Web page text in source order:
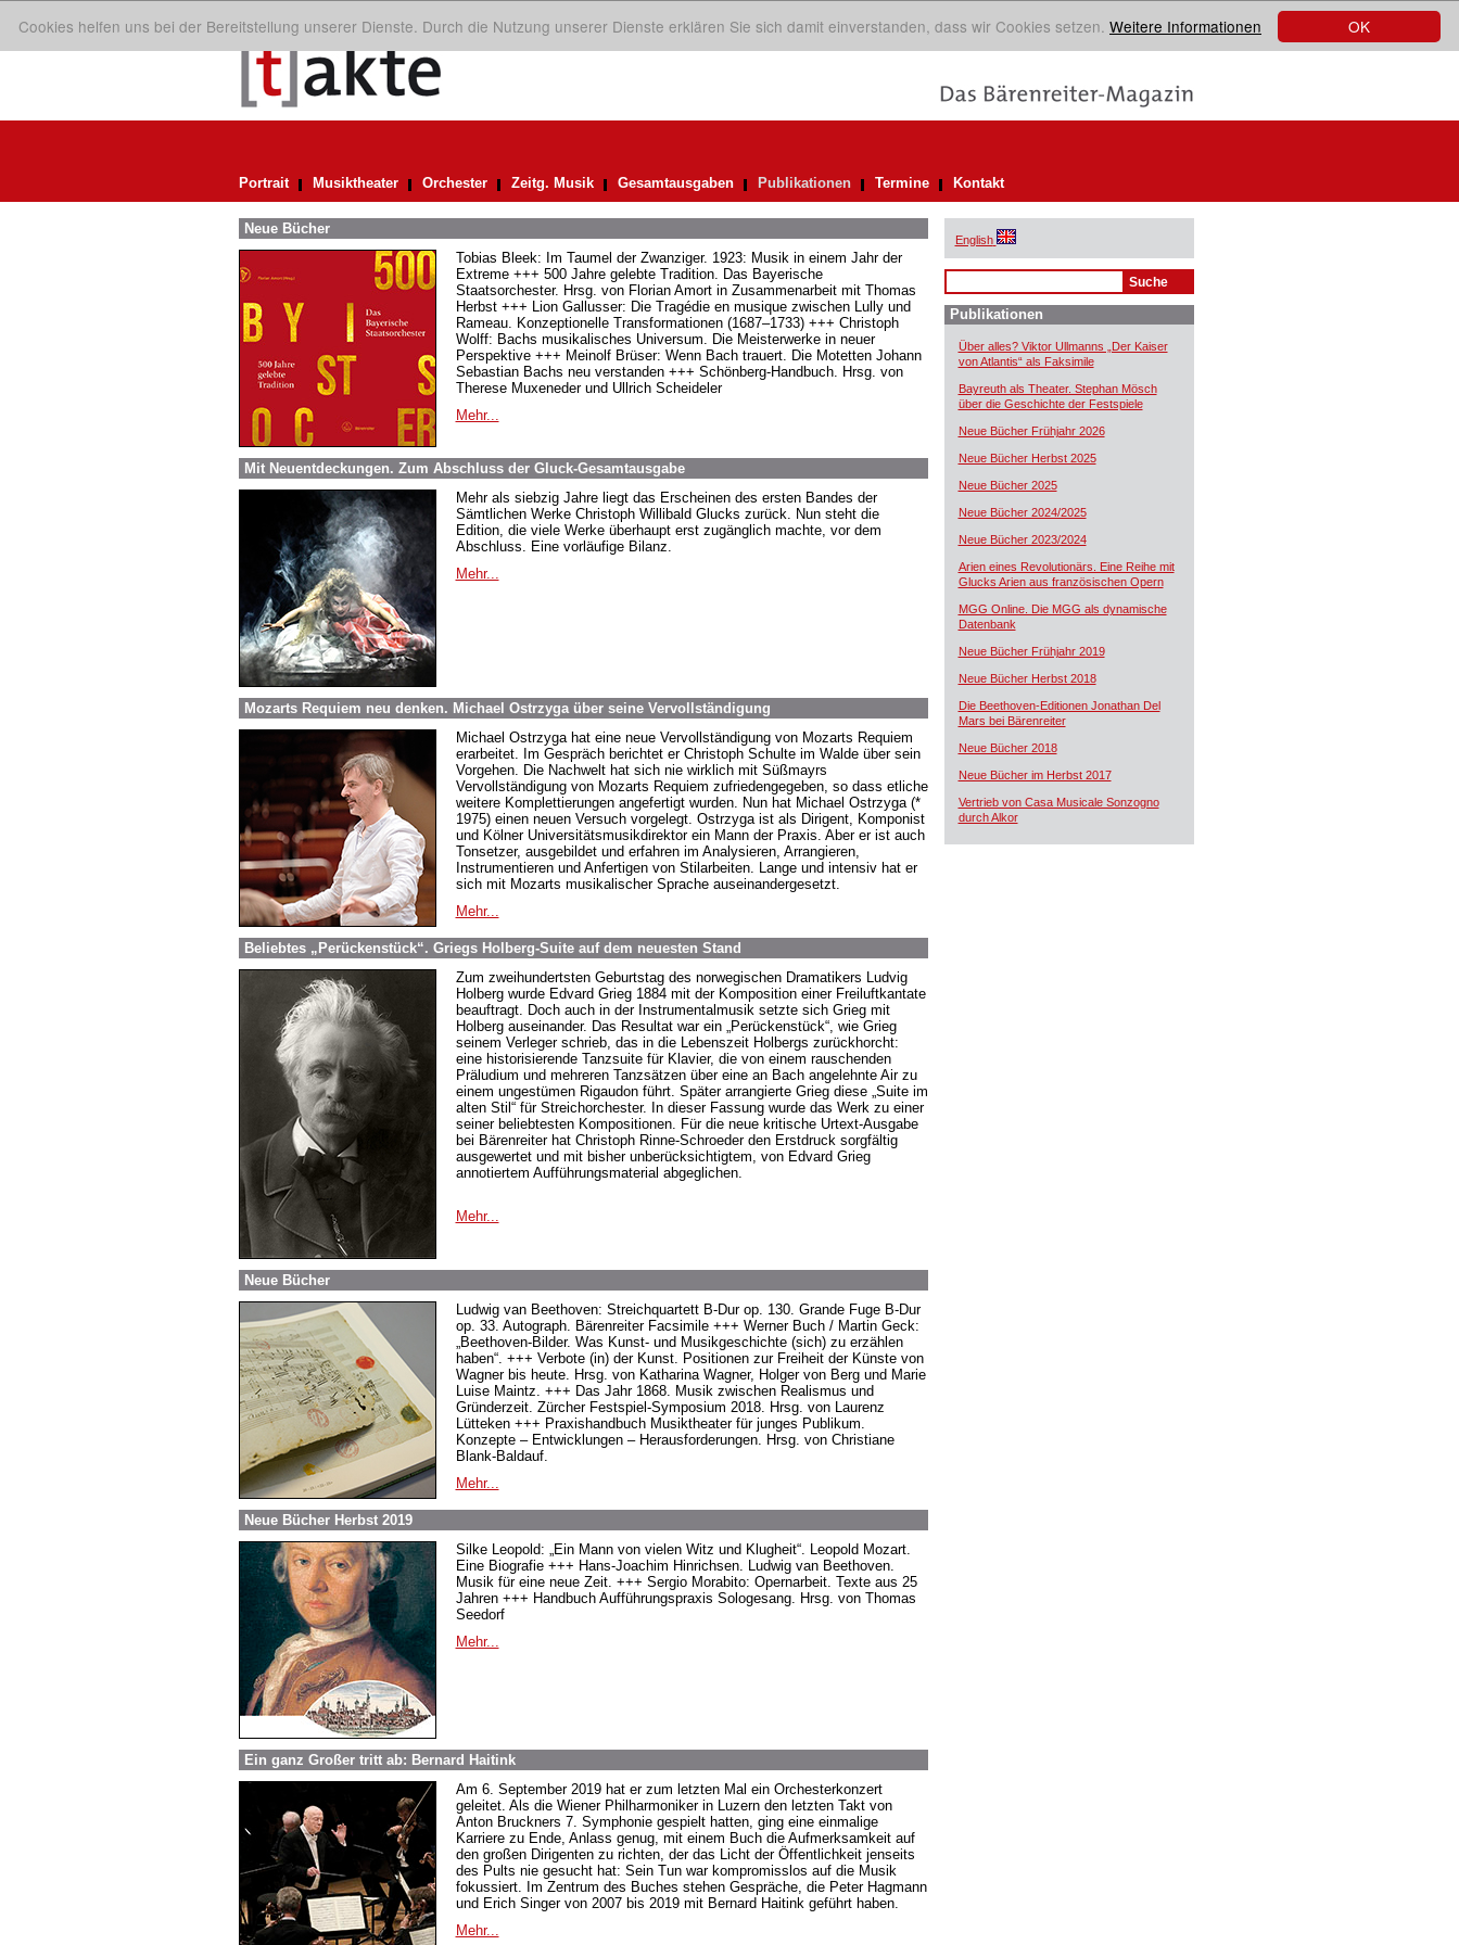
OK
Cookies helfen uns bei der Bereitstellung unserer Dienste. Durch die Nutzung unserer Dienste erklären Sie sich damit einverstanden, dass wir Cookies setzen. Weitere Informationen
Portrait Musiktheater Orchester Zeitg. Musik Gesamtausgaben Publikationen Termine Kontakt
Neue Bücher
Tobias Bleek: Im Taumel der Zwanziger. 1923: Musik in einem Jahr der
Extreme +++ 500 Jahre gelebte Tradition. Das Bayerische
Staatsorchester. Hrsg. von Florian Amort in Zusammenarbeit mit Thomas
Herbst +++ Lion Gallusser: Die Tragédie en musique zwischen Lully und
Rameau. Konzeptionelle Transformationen (1687–1733) +++ Christoph
Wolff: Bachs musikalisches Universum. Die Meisterwerke in neuer
Perspektive +++ Meinolf Brüser: Wenn Bach trauert. Die Motetten Johann
Sebastian Bachs neu verstanden +++ Schönberg-Handbuch. Hrsg. von
Therese Muxeneder und Ullrich Scheideler
Mehr...
Mit Neuentdeckungen. Zum Abschluss der Gluck-Gesamtausgabe
Mehr als siebzig Jahre liegt das Erscheinen des ersten Bandes der
Sämtlichen Werke Christoph Willibald Glucks zurück. Nun steht die
Edition, die viele Werke überhaupt erst zugänglich machte, vor dem
Abschluss. Eine vorläufige Bilanz.
Mehr...
Mozarts Requiem neu denken. Michael Ostrzyga über seine Vervollständigung
Michael Ostrzyga hat eine neue Vervollständigung von Mozarts Requiem
erarbeitet. Im Gespräch berichtet er Christoph Schulte im Walde über sein
Vorgehen. Die Nachwelt hat sich nie wirklich mit Süßmayrs
Vervollständigung von Mozarts Requiem zufriedengegeben, so dass etliche
weitere Komplettierungen angefertigt wurden. Nun hat Michael Ostrzyga (*
1975) einen neuen Versuch vorgelegt. Ostrzyga ist als Dirigent, Komponist
und Kölner Universitätsmusikdirektor ein Mann der Praxis. Aber er ist auch
Tonsetzer, ausgebildet und erfahren im Analysieren, Arrangieren,
Instrumentieren und Anfertigen von Stilarbeiten. Lange und intensiv hat er
sich mit Mozarts musikalischer Sprache auseinandergesetzt.
Mehr...
Beliebtes „Perückenstück“. Griegs Holberg-Suite auf dem neuesten Stand
Zum zweihundertsten Geburtstag des norwegischen Dramatikers Ludvig
Holberg wurde Edvard Grieg 1884 mit der Komposition einer Freiluftkantate
beauftragt. Doch auch in der Instrumentalmusik setzte sich Grieg mit
Holberg auseinander. Das Resultat war ein „Perückenstück“, wie Grieg
seinem Verleger schrieb, das in die Lebenszeit Holbergs zurückhorcht:
eine historisierende Tanzsuite für Klavier, die von einem rauschenden
Präludium und mehreren Tanzsätzen über eine an Bach angelehnte Air zu
einem ungestümen Rigaudon führt. Später arrangierte Grieg diese „Suite im
alten Stil“ für Streichorchester. In dieser Fassung wurde das Werk zu einer
seiner beliebtesten Kompositionen. Für die neue kritische Urtext-Ausgabe
bei Bärenreiter hat Christoph Rinne-Schroeder den Erstdruck sorgfältig
ausgewertet und mit bisher unberücksichtigtem, von Edvard Grieg
annotiertem Aufführungsmaterial abgeglichen.
Mehr...
Neue Bücher
Ludwig van Beethoven: Streichquartett B-Dur op. 130. Grande Fuge B-Dur
op. 33. Autograph. Bärenreiter Facsimile +++ Werner Buch / Martin Geck:
„Beethoven-Bilder. Was Kunst- und Musikgeschichte (sich) zu erzählen
haben“. +++ Verbote (in) der Kunst. Positionen zur Freiheit der Künste von
Wagner bis heute. Hrsg. von Katharina Wagner, Holger von Berg und Marie
Luise Maintz. +++ Das Jahr 1868. Musik zwischen Realismus und
Gründerzeit. Zürcher Festspiel-Symposium 2018. Hrsg. von Laurenz
Lütteken +++ Praxishandbuch Musiktheater für junges Publikum.
Konzepte – Entwicklungen – Herausforderungen. Hrsg. von Christiane
Blank-Baldauf.
Mehr...
Neue Bücher Herbst 2019
Silke Leopold: „Ein Mann von vielen Witz und Klugheit“. Leopold Mozart.
Eine Biografie +++ Hans-Joachim Hinrichsen. Ludwig van Beethoven.
Musik für eine neue Zeit. +++ Sergio Morabito: Opernarbeit. Texte aus 25
Jahren +++ Handbuch Aufführungspraxis Sologesang. Hrsg. von Thomas
Seedorf
Mehr...
Ein ganz Großer tritt ab: Bernard Haitink
Am 6. September 2019 hat er zum letzten Mal ein Orchesterkonzert
geleitet. Als die Wiener Philharmoniker in Luzern den letzten Takt von
Anton Bruckners 7. Symphonie gespielt hatten, ging eine einmalige
Karriere zu Ende, Anlass genug, mit einem Buch die Aufmerksamkeit auf
den großen Dirigenten zu richten, der das Licht der Öffentlichkeit jenseits
des Pults nie gesucht hat: Sein Tun war kompromisslos auf die Musik
fokussiert. Im Zentrum des Buches stehen Gespräche, die Peter Hagmann
und Erich Singer von 2007 bis 2019 mit Bernard Haitink geführt haben.
Mehr...
English
Publikationen
Über alles? Viktor Ullmanns „Der Kaiser
von Atlantis“ als Faksimile
Bayreuth als Theater. Stephan Mösch
über die Geschichte der Festspiele
Neue Bücher Frühjahr 2026
Neue Bücher Herbst 2025
Neue Bücher 2025
Neue Bücher 2024/2025
Neue Bücher 2023/2024
Arien eines Revolutionärs. Eine Reihe mit
Glucks Arien aus französischen Opern
MGG Online. Die MGG als dynamische
Datenbank
Neue Bücher Frühjahr 2019
Neue Bücher Herbst 2018
Die Beethoven-Editionen Jonathan Del
Mars bei Bärenreiter
Neue Bücher 2018
Neue Bücher im Herbst 2017
Vertrieb von Casa Musicale Sonzogno
durch Alkor